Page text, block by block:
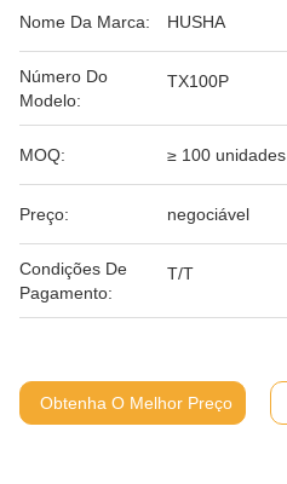
Nome Da Marca: HUSHA
Número Do
Modelo:
TX100P
MOQ: ≥ 100 unidades
Preço: negociável
Condições De
Pagamento:
T/T
Obtenha O Melhor Preço